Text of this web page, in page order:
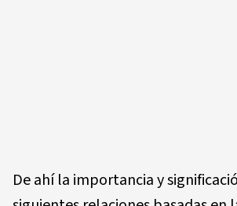
De ahí la importancia y